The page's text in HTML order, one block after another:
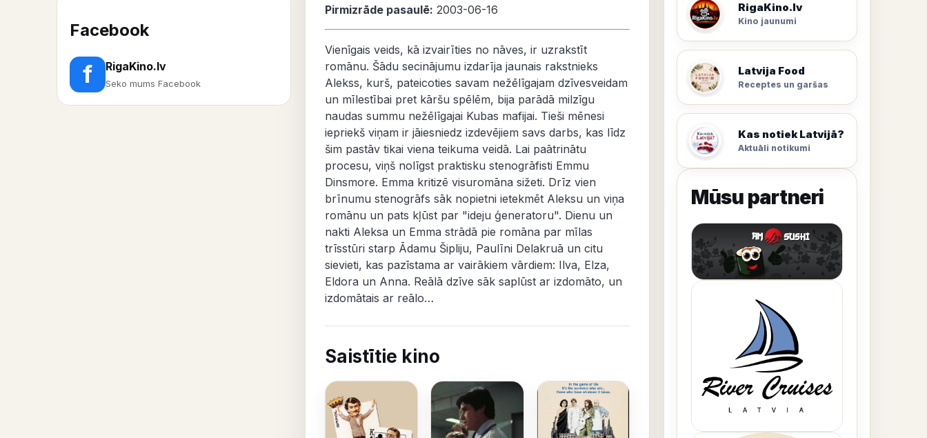
Facebook
f RigaKino.lv
Seko mums Facebook
Pirmizrāde pasaulē: 2003-06-16
Vienīgais veids, kā izvairīties no nāves, ir uzrakstīt
romānu. Šādu secinājumu izdarīja jaunais rakstnieks
Alekss, kurš, pateicoties savam nežēlīgajam dzīvesveidam
un mīlestībai pret kāršu spēlēm, bija parādā milzīgu
naudas summu nežēlīgajai Kubas mafijai. Tieši mēnesi
iepriekš viņam ir jāiesniedz izdevējiem savs darbs, kas līdz
šim pastāv tikai viena teikuma veidā. Lai paātrinātu
procesu, viņš nolīgst praktisku stenogrāfisti Emmu
Dinsmore. Emma kritizē visuromāna sižeti. Drīz vien
brīnumu stenogrāfs sāk nopietni ietekmēt Aleksu un viņa
romānu un pats kļūst par "ideju ģeneratoru". Dienu un
nakti Aleksa un Emma strādā pie romāna par mīlas
trīsstūri starp Ādamu Šipliju, Paulīni Delakruā un citu
sievieti, kas pazīstama ar vairākiem vārdiem: Ilva, Elza,
Eldora un Anna. Reālā dzīve sāk saplūst ar izdomāto, un
izdomātais ar reālo…
Saistītie kino
RigaKino.lv
Kino jaunumi
Latvija Food
Receptes un garšas
Kas notiek Latvijā?
Aktuāli notikumi
Mūsu partneri